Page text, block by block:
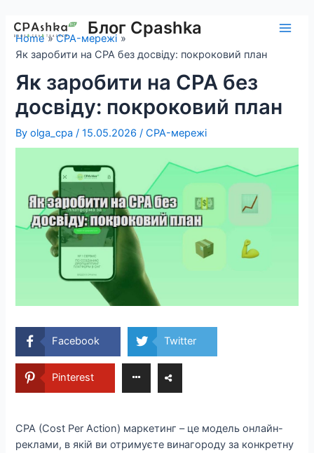
content
Блог Cpashka
Home
CPA-мережі
Як заробити на CPA без досвіду: покроковий план
Як заробити на CPA без
досвіду: покроковий план
Byolga_cpa/15.05.2026/CPA-мережі
Facebook Twitter
Pinterest
CPA (Cost Per Action) маркетинг – це модель онлайн-
реклами, в якій ви отримуєте винагороду за конкретну